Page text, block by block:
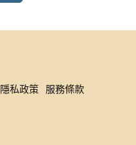
隱私政策
服務條款